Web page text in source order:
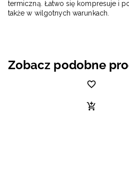
termiczną. Łatwo się kompresuje i
także w wilgotnych warunkach.
Zobacz podobne